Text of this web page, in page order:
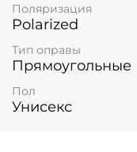
Поляризация
Polarized
Тип оправы
Прямоугольные
Пол
Унисекс